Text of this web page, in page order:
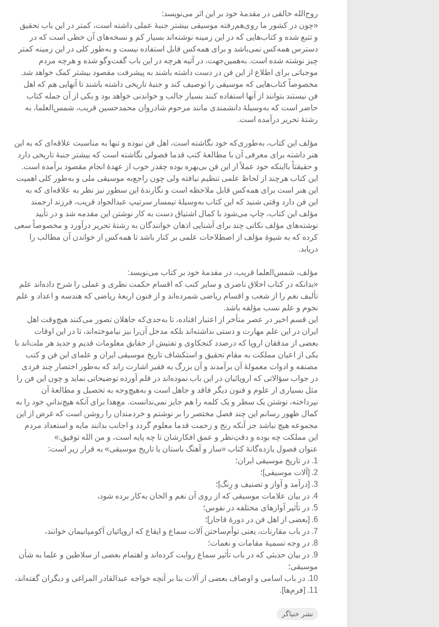
روح‌الله خالقی در مقدمۀ خود بر این اثر می‌نویسد:
«چون در کشور ما روی‌هم‌رفته موسیقی بیشتر جنبۀ عملی داشته است، کمتر در این باب تحقیق
و تتبع شده و کتاب‌هایی که در این زمینه نوشته‌اند بسیار کم و نسخه‌های آن خطی است که در
دسترس همه‌کس نمی‌باشد و برای همه‌کس قابل استفاده نیست و به‌طور کلی در این زمینه کمتر
چیز نوشته شده است. به‌همین‌جهت، در آتیه هرچه در این باب گفت‌وگو شده و هرچه مردم
موجباتی برای اطلاع از این فن در دست داشته باشند به پیشرفت مقصود بیشتر کمک خواهد شد.
مخصوصاً کتاب‌هایی که موسیقی را توصیف کند و جنبۀ تاریخی داشته باشند تا آنهایی هم که اهل
فن نیستند بتوانند از آنها استفاده کنند بسیار جالب و خواندنی خواهد بود و یکی از آن جمله کتاب
حاضر است که به‌وسیلۀ دانشمندی مانند مرحوم شادروان محمدحسین قریب، شمس‌العلما، به
رشتۀ تحریر درآمده است.
مؤلف این کتاب، به‌طوری‌که خود نگاشته است، اهل فن نبوده و تنها به‌ مناسبت علاقه‌ای که به این
هنر داشته برای معرفی آن با مطالعۀ کتب قدما فصولی نگاشته است که بیشتر جنبۀ تاریخی دارد
و حقیقتاً بااینکه خود عملاً از این فن بی‌بهره بوده چقدر خوب از عهدۀ انجام مقصود برآمده است.
این کتاب هرچند از لحاظ علمی تنظیم نیافته ولی چون راجع‌به‌ موسیقی ملی و به‌طور کلی اهمیت
این هنر است برای همه‌کس قابل ملاحظه است و نگارندۀ این سطور نیز نظر به علاقه‌ای که به
این فن دارد وقتی شنید که این کتاب به‌وسیلۀ تیمسار سرتیپ عبدالجواد قریب، فرزند ارجمند
مؤلف این کتاب، چاپ می‌شود با کمال اشتیاق دست به کار نوشتن این مقدمه شد و در تأیید
نوشته‌های مؤلف نکاتی چند برای آشنایی اذهان خوانندگان به رشتۀ تحریر درآورد و مخصوصاً سعی
کرده که به شیوۀ مؤلف از اصطلاحات علمی بر کنار باشد تا همه‌کس از خواندن آن مطالب را
دریابد.
مؤلف، شمس‌العلما قریب، در مقدمۀ خود بر کتاب می‌نویسد:
«بدانکه در کتاب اخلاق ناصری و سایر کتب که اقسام حکمت نظری و عملی را شرح داده‌اند علم
تألیف نغم را از شعب و اقسام ریاضی شمرده‌اند و از فنون اربعۀ ریاضی که هندسه و اعداد و علم
نجوم و علم نسب مؤلفه باشد.
این قسم اخیر در عصر متأخر از اعتبار افتاده، تا به‌حدی‌که جاهلان تصور می‌کنند هیچ‌وقت اهل
ایران در این علم مهارت و دستی نداشته‌اند بلکه مدخل آن‌را نیز نیاموخته‌اند، تا در این اوقات
بعضی از مدققان اروپا که درصدد کنجکاوی و تفتیش از حقایق معلومات قدیم و جدید هر ملت‌اند با
یکی از اعیان مملکت به مقام تحقیق و استکشاف تاریخ موسیقی ایران و علمای این فن و کتب
مصنفه و ادوات معمولۀ آن برآمدند و آن بزرگ به فقیر اشارت راند که به‌طور اختصار چند فردی
در جواب سؤالاتی که اروپائیان در این باب نموده‌اند در قلم آورده توضیحاتی نماید و چون این فن را
مثل بسیاری از علوم و فنون دیگر فاقد و جاهل است و به‌هیچ‌وجه به تحصیل و مطالعۀ آن
نپرداخته، نوشتن یک سطر و یک کلمه را هم جایز نمی‌ندانست. مع‌هذا برای آنکه هیچ‌ندانیِ خود را به
کمال ظهور رسانم این چند فصل مختصر را بر نوشتم و خردمندان را روشن است که غرض از این
مجموعه هیچ نباشد جز آنکه رنج و زحمت قدما معلوم گردد و اجانب بدانند مایه و استعداد مردم
این مملکت چه بوده و دقتِ‌نظر و عمق افکارشان تا چه پایه است، و من‌ الله توفیق.»
عنوان فصول یازده‌گانۀ کتاب «ساز و آهنگ باستان یا تاریخ موسیقی» به قرار زیر است:
1. در تاریخ موسیقی ایران؛
2. [آلات موسیقی]؛
3. [درآمد و آواز و تصنیف و رِنگ]؛
4. در بیان علامات موسیقی که از روی آن نغم و الحان به‌کار برده شود،
5. در تأثیر آوازهای مختلفه‌ در نفوس؛
6. [بعضی از اهل فن در دورۀ قاجار]؛
7. در باب مقارنات، یعنی توأم‌ساختن آلات سماع و ایقاع که اروپائیان آکومپانیمان خوانند،
8. در وجه تسمیۀ مقامات و نغمات؛
9. در بیان حدیثی که در باب تأثیر سماع روایت کرده‌اند و اهتمام بعضی از سلاطین و علما به شأن
موسیقی؛
10. در باب اسامی و اوصاف بعضی از آلات بنا بر آنچه خواجه عبدالقادر المراغی و دیگران گفته‌اند،
11. [فرم‌ها].
نشر خنیاگر